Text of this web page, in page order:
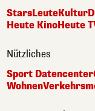
StarsLeuteKultur
Heute KinoHeute
Nützliches
Sport Datencenter
Wohnen